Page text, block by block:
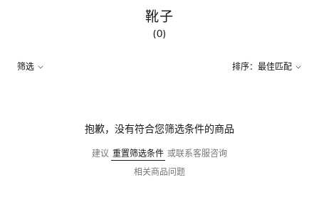
靴子
(0)
筛选 排序：最佳匹配
抱歉，没有符合您筛选条件的商品
建议 重置筛选条件 或联系客服咨询
相关商品问题